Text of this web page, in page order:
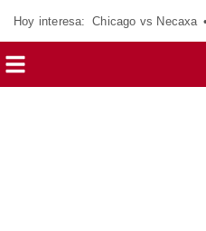
Hoy interesa: Chicago vs Necaxa